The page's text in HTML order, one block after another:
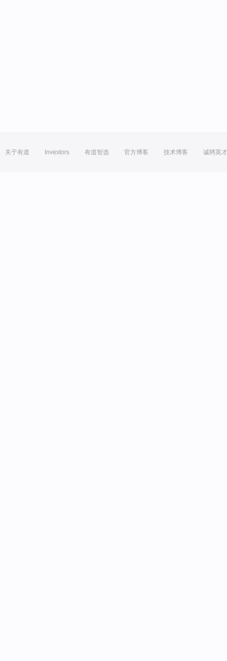
关于有道 Investors 有道智选 官方博客 技术博客 诚聘英才